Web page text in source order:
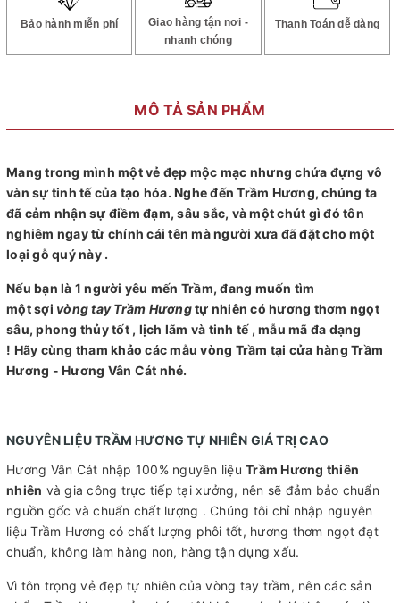
Bảo hành miễn phí
Giao hàng tận nơi -
nhanh chóng
Thanh Toán dễ dàng
MÔ TẢ SẢN PHẨM
Mang trong mình một vẻ đẹp mộc mạc nhưng chứa đựng vô
vàn sự tinh tế của tạo hóa. Nghe đến Trầm Hương, chúng ta
đã cảm nhận sự điềm đạm, sâu sắc, và một chút gì đó tôn
nghiêm ngay từ chính cái tên mà người xưa đã đặt cho một
loại gỗ quý này .
Nếu bạn là 1 người yêu mến Trầm, đang muốn tìm
một sợi vòng tay Trầm Hươngtự nhiên có hương thơm ngọt
sâu, phong thủy tốt , lịch lãm và tinh tế , mẫu mã đa dạng
! Hãy cùng tham khảo các mẫu vòng Trầm tại cửa hàng Trầm
Hương - Hương Vân Cát nhé.
NGUYÊN LIỆU TRẦM HƯƠNG TỰ NHIÊN GIÁ TRỊ CAO
Hương Vân Cát nhập 100% nguyên liệu Trầm Hương thiên
nhiên và gia công trực tiếp tại xưởng, nên sẽ đảm bảo chuẩn
nguồn gốc và chuẩn chất lượng . Chúng tôi chỉ nhập nguyên
liệu Trầm Hương có chất lượng phôi tốt, hương thơm ngọt đạt
chuẩn, không làm hàng non, hàng tận dụng xấu.
Vì tôn trọng vẻ đẹp tự nhiên của vòng tay trầm, nên các sản